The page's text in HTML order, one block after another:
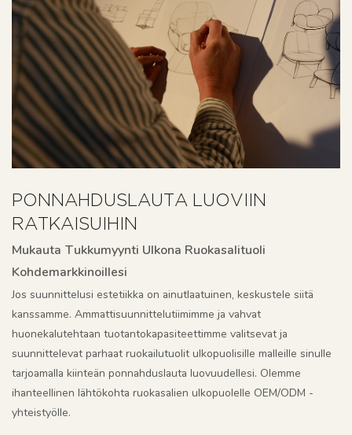
PONNAHDUSLAUTA LUOVIIN
RATKAISUIHIN
Mukauta Tukkumyynti Ulkona Ruokasalituoli
Kohdemarkkinoillesi
Jos suunnittelusi estetiikka on ainutlaatuinen, keskustele siitä
kanssamme. Ammattisuunnittelutiimimme ja vahvat
huonekalutehtaan tuotantokapasiteettimme valitsevat ja
suunnittelevat parhaat ruokailutuolit ulkopuolisille malleille sinulle
tarjoamalla kiinteän ponnahduslauta luovuudellesi. Olemme
ihanteellinen lähtökohta ruokasalien ulkopuolelle OEM/ODM -
yhteistyölle.